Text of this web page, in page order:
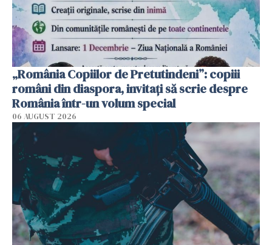
„România Copiilor de Pretutindeni”: copiii
români din diaspora, invitați să scrie despre
România într-un volum special
06 AUGUST 2026